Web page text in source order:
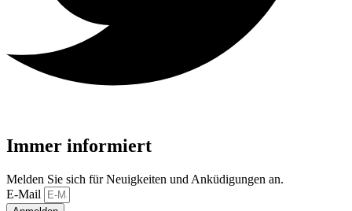
Immer informiert
Melden Sie sich für Neuigkeiten und Anküdigungen an.
E-Mail